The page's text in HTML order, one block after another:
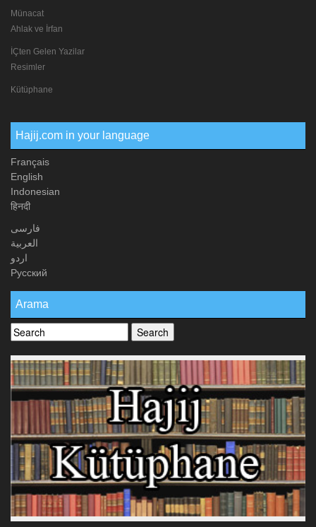
Münacat
Ahlak ve İrfan
İÇten Gelen Yazilar
Resimler
Kütüphane
Hajij.com in your language
Français
English
Indonesian
हिनदी
فارسی
العربیة
اردو
Русский
Arama